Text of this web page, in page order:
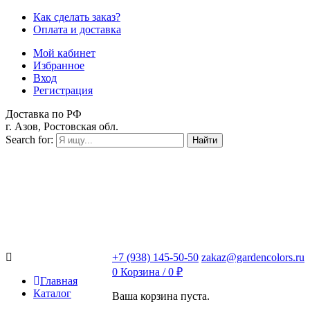
Как сделать заказ?
Оплата и доставка
Мой кабинет
Избранное
Вход
Регистрация
Доставка по РФ
г. Азов, Ростовская обл.
Search for:
Найти
+7 (938) 145-50-50 zakaz@gardencolors.ru
0 Корзина /0 ₽
Ваша корзина пуста.
Главная
Каталог